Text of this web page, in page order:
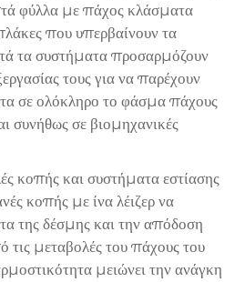
φύλλα με πάχος κλάσματα
που υπερβαίνουν τα
τα συστήματα προσαρμόζουν
τους για να παρέχουν
σε ολόκληρο το φάσμα πάχους
συνήθως σε βιομηχανικές
κοπής και συστήματα εστίασης
κοπής με ίνα λέιζερ να
της δέσμης και την απόδοση
τις μεταβολές του πάχους του
μειώνει την ανάγκη